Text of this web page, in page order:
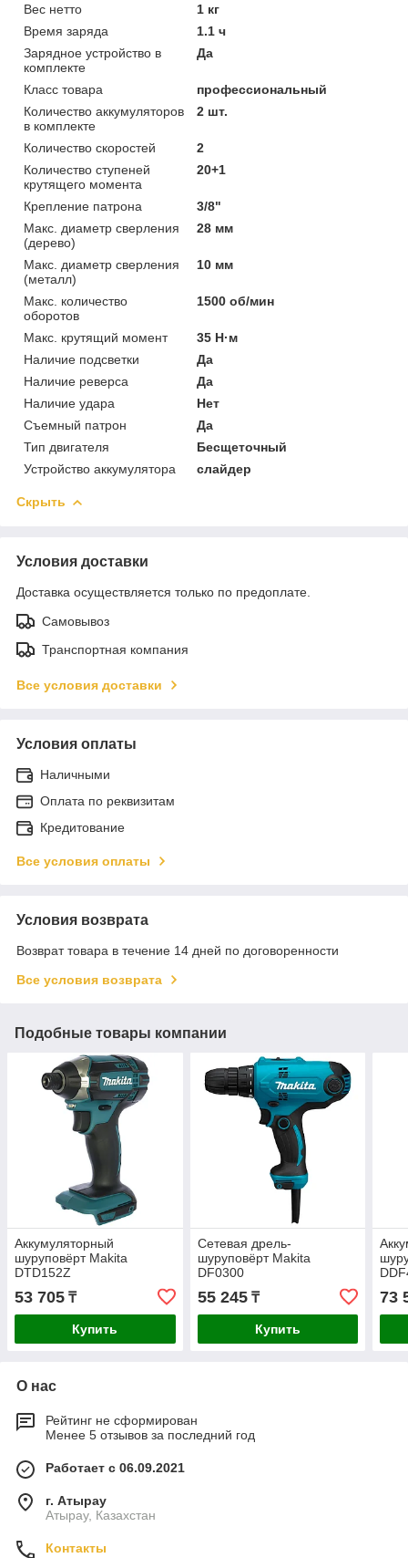
Вес нетто
1 кг
Время заряда
1.1 ч
Зарядное устройство в
комплекте
Да
Класс товара
профессиональный
Количество аккумуляторов
в комплекте
2 шт.
Количество скоростей
2
Количество ступеней
крутящего момента
20+1
Крепление патрона
3/8"
Макс. диаметр сверления
(дерево)
28 мм
Макс. диаметр сверления
(металл)
10 мм
Макс. количество
оборотов
1500 об/мин
Макс. крутящий момент
35 Н·м
Наличие подсветки
Да
Наличие реверса
Да
Наличие удара
Нет
Съемный патрон
Да
Тип двигателя
Бесщеточный
Устройство аккумулятора
слайдер
Скрыть
Условия доставки
Доставка осуществляется только по предоплате.
Самовывоз
Транспортная компания
Все условия доставки
Условия оплаты
Наличными
Оплата по реквизитам
Кредитование
Все условия оплаты
Условия возврата
Возврат товара в течение 14 дней по договоренности
Все условия возврата
Подобные товары компании
Аккумуляторный
шуруповёрт Makita
DTD152Z
53 705 ₸
Купить
Сетевая дрель-
шуруповёрт Makita
DF0300
55 245₸
Купить
73
О нас
Рейтинг не сформирован
Менее 5 отзывов за последний год
Работает с 06.09.2021
г. Атырау
Атырау, Казахстан
Контакты